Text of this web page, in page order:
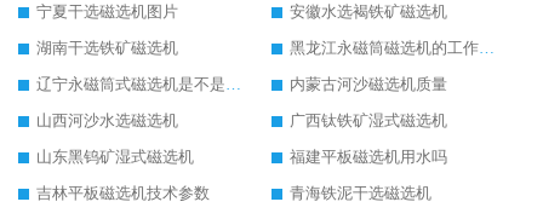
宁夏干选磁选机图片
安徽水选褐铁矿磁选机
湖南干选铁矿磁选机
黑龙江永磁筒磁选机的工作原理
辽宁永磁筒式磁选机是不是强磁
内蒙古河沙磁选机质量
山西河沙水选磁选机
广西钛铁矿湿式磁选机
山东黑钨矿湿式磁选机
福建平板磁选机用水吗
吉林平板磁选机技术参数
青海铁泥干选磁选机